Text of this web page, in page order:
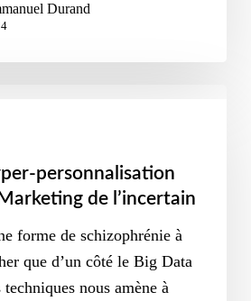
Durand
personnalisation
de l’incertain
forme de schizophrénie à
que d’un côté le Big Data
nous amène à